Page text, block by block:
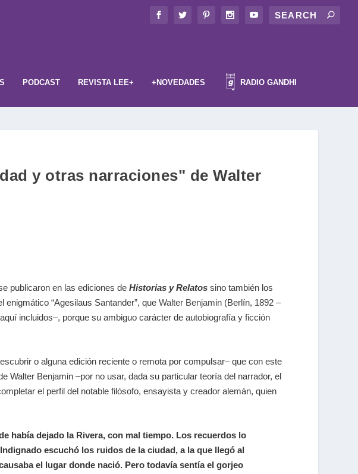
PODCAST REVISTA LEE+ +NOVEDADES RADIO GANDHI
y otras narraciones" de Walter
publicaron en las ediciones deHistorias y Relatos sino también los
“Agesilaus Santander”, queWalter Benjamin (Berlín, 1892 –
incluidos–, porque su ambiguo carácter de autobiografía y ficción
o alguna edición reciente o remota por compulsar– que con este
Walter Benjamin –por no usar, dada su particular teoría del narrador, el
el perfil del notable filósofo, ensayista y creador alemán, quien
había dejado la Rivera, con mal tiempo. Los recuerdos lo
escuchó los ruidos de la ciudad, a la que llegó al
el lugar donde nació. Pero todavía sentía el gorjeo